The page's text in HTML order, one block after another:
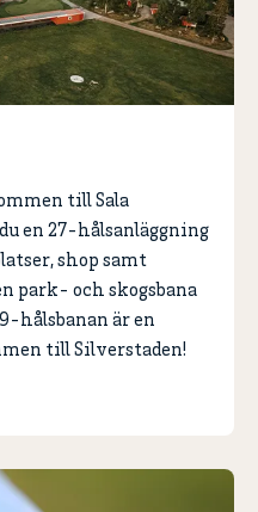
till Sala
en 27-hålsanläggning
shop samt
park- och skogsbana
hålsbanan är en
till Silverstaden!